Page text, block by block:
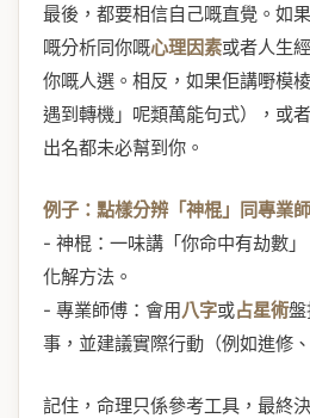
最後，都要相信自己嘅直覺。如
嘅分析同你嘅心理因素或者人生
你嘅人選。相反，如果佢講嘢模
遇到轉機」呢類萬能句式），或
出名都未必幫到你。
例子：點樣分辨「神棍」同專業
- 神棍：一味講「你命中有劫數
化解方法。
- 專業師傅：會用八字或占星術
事，並建議實際行動（例如進修
記住，命理只係參考工具，最終